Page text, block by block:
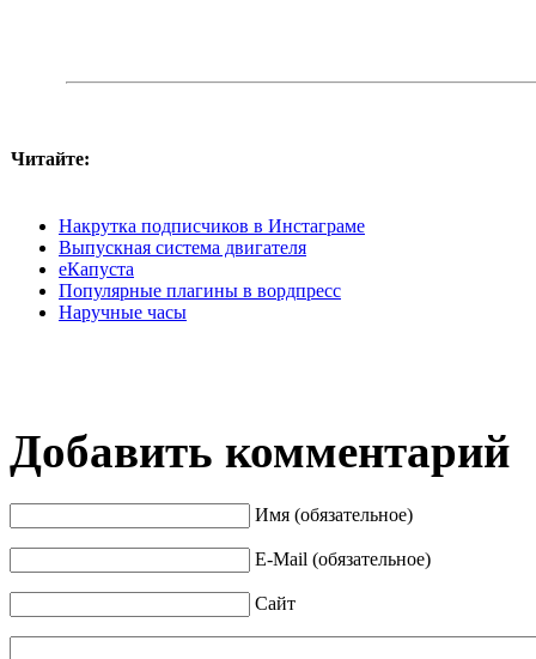
Читайте:
Накрутка подписчиков в Инстаграме
Выпускная система двигателя
еКапуста
Популярные плагины в вордпресс
Наручные часы
Добавить комментарий
Имя (обязательное)
E-Mail (обязательное)
Сайт